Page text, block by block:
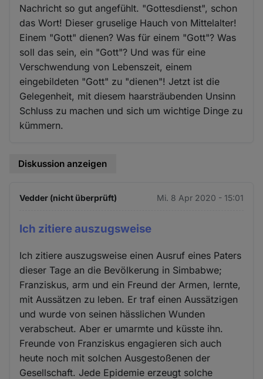
Nachricht so gut angefühlt. "Gottesdienst", schon
das Wort! Dieser gruselige Hauch von Mittelalter!
Einem "Gott" dienen? Was für einem "Gott"? Was
soll das sein, ein "Gott"? Und was für eine
Verschwendung von Lebenszeit, einem
eingebildeten "Gott" zu "dienen"! Jetzt ist die
Gelegenheit, mit diesem haarsträubenden Unsinn
Schluss zu machen und sich um wichtige Dinge zu
kümmern.
Diskussion anzeigen
Vedder (nicht überprüft) Mi. 8 Apr 2020 - 15:01
Ich zitiere auszugsweise
Ich zitiere auszugsweise einen Ausruf eines Paters
dieser Tage an die Bevölkerung in Simbabwe;
Franziskus, arm und ein Freund der Armen, lernte,
mit Aussätzen zu leben. Er traf einen Aussätzigen
und wurde von seinen hässlichen Wunden
verabscheut. Aber er umarmte und küsste ihn.
Freunde von Franziskus engagieren sich auch
heute noch mit solchen Ausgestoßenen der
Gesellschaft. Jede Epidemie erzeugt solche